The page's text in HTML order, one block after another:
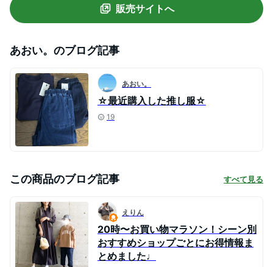
販売サイトへ
あおい。 のブログ記事
あおい。
☆最近購入した推し服☆
19
この商品のブログ記事 すべて見る
えりん
20時〜お買い物マラソン！シーン別
おすすめショップごとにお得情報ま
とめました♩